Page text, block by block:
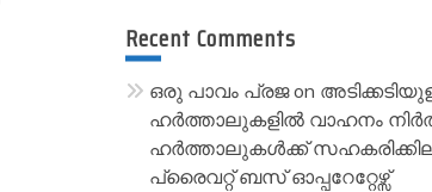
Recent Comments
ഒരു പാവം പ്രജon
ഹർത്താലുകളിൽ വാഹനം
ഹർത്താലുകൾക്ക്
പ്രൈവറ്റ് ബസ് ഓപ്പറേറ്റേഴ്സ്